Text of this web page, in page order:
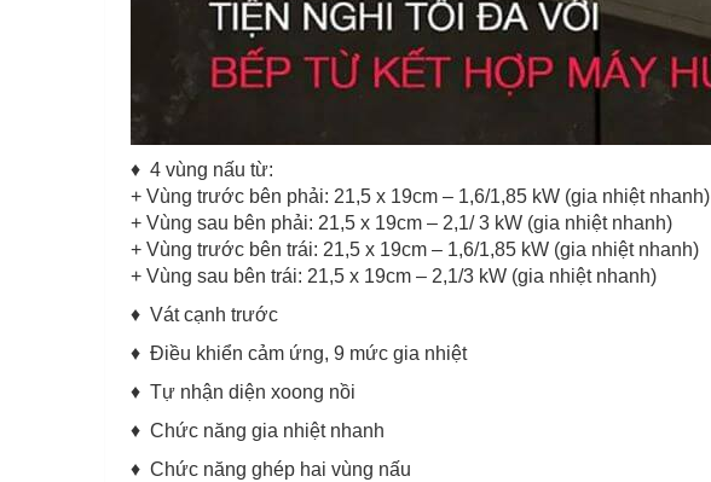
♦ 4 vùng nấu từ:
+ Vùng trước bên phải: 21,5 x 19cm – 1,6/1,85 kW (gia nhiệt nhanh)
+ Vùng sau bên phải: 21,5 x 19cm – 2,1/ 3 kW (gia nhiệt nhanh)
+ Vùng trước bên trái: 21,5 x 19cm – 1,6/1,85 kW (gia nhiệt nhanh)
+ Vùng sau bên trái: 21,5 x 19cm – 2,1/3 kW (gia nhiệt nhanh)
♦ Vát cạnh trước
♦ Điều khiển cảm ứng, 9 mức gia nhiệt
♦ Tự nhận diện xoong nồi
♦ Chức năng gia nhiệt nhanh
♦ Chức năng ghép hai vùng nấu